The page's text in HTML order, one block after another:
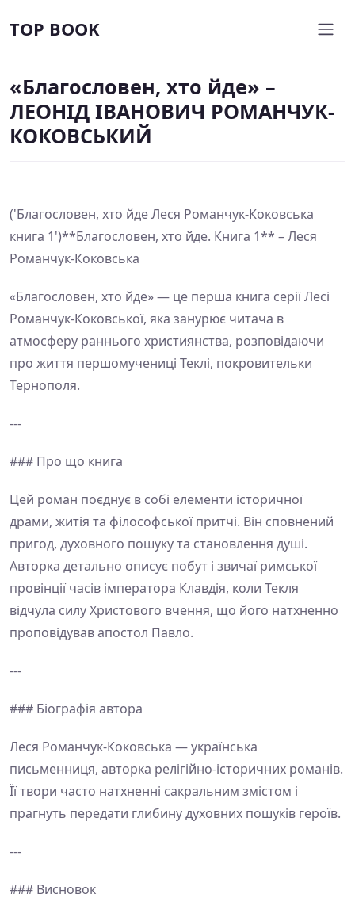
TOP BOOK
«Благословен, хто йде» –
ЛЕОНІД ІВАНОВИЧ РОМАНЧУК-
КОКОВСЬКИЙ
('Благословен, хто йде Леся Романчук-Коковська
книга 1')**Благословен, хто йде. Книга 1** – Леся
Романчук-Коковська
«Благословен, хто йде» — це перша книга серії Лесі
Романчук-Коковської, яка занурює читача в
атмосферу раннього християнства, розповідаючи
про життя першомучениці Теклі, покровительки
Тернополя.
---
### Про що книга
Цей роман поєднує в собі елементи історичної
драми, житія та філософської притчі. Він сповнений
пригод, духовного пошуку та становлення душі.
Авторка детально описує побут і звичаї римської
провінції часів імператора Клавдія, коли Текля
відчула силу Христового вчення, що його натхненно
проповідував апостол Павло.
---
### Біографія автора
Леся Романчук-Коковська — українська
письменниця, авторка релігійно-історичних романів.
Її твори часто натхненні сакральним змістом і
прагнуть передати глибину духовних пошуків героїв.
---
### Висновок